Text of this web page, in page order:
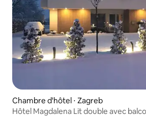
Chambre d'hôtel ⋅ Zagreb
Hôtel Magdalena Lit double avec